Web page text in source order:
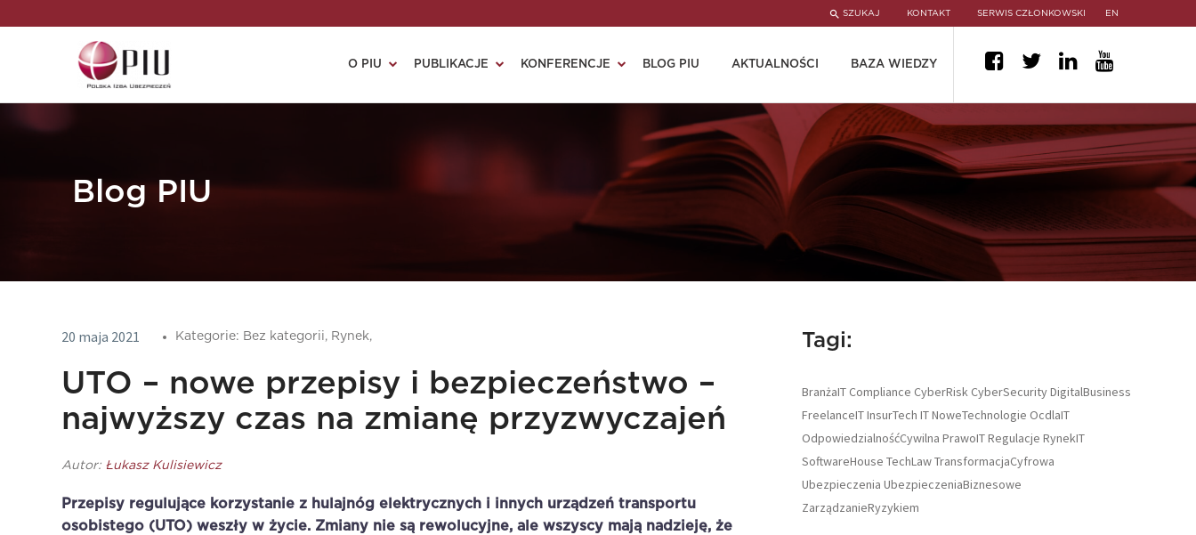
SZUKAJ KONTAKT SERWIS CZŁONKOWSKI EN
O PIU PUBLIKACJE KONFERENCJE BLOG PIU AKTUALNOŚCI BAZA WIEDZY
Blog PIU
20 maja 2021 Kategorie: Bez kategorii, Rynek,
UTO – nowe przepisy i bezpieczeństwo –
najwyższy czas na zmianę przyzwyczajeń
Autor: Łukasz Kulisiewicz
Przepisy regulujące korzystanie z hulajnóg elektrycznych i innych urządzeń transportu
osobistego (UTO) weszły w życie. Zmiany nie są rewolucyjne, ale wszyscy mają nadzieję, że
Tagi:
BranżaIT Compliance CyberRisk CyberSecurityDigitalBusiness
FreelanceITInsurTech ITNoweTechnologie OcdlaIT
OdpowiedzialnośćCywilna PrawoITRegulacje RynekIT
SoftwareHouse TechLawTransformacjaCyfrowa
Ubezpieczenia UbezpieczeniaBiznesowe
ZarządzanieRyzykiem